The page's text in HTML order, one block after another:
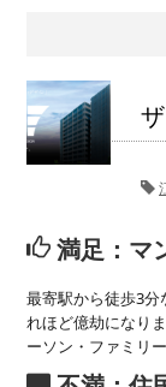
満足：マ
最寄駅から徒歩3
れほど億劫になり
ーソン・ファミリ